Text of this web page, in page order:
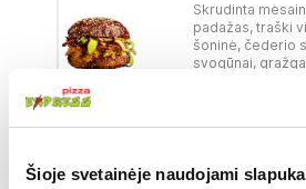
Šioje svetainėje naudojami
Skrudinta
padažas, traški
šoninė, čederio
svogūnai,
BBQ plėšytos